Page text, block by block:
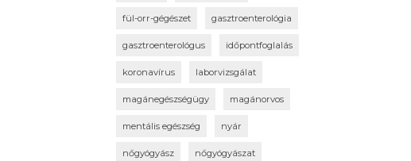
fül-orr-gégészet gasztroenterológia
gasztroenterológus időpontfoglalás
koronavírus laborvizsgálat
magánegészségügy magánorvos
mentális egészség nyár
nőgyógyász nőgyógyászat